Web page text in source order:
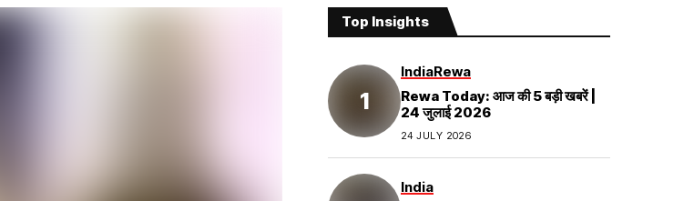
Top Insights
IndiaRewa
Rewa Today: आज की 5 बड़ी खबरें |
24 जुलाई 2026
24 JULY 2026
India